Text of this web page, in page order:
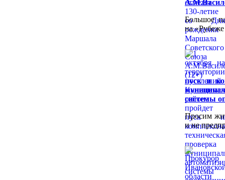
Большое
на
пуск и
системы
Просим
и не